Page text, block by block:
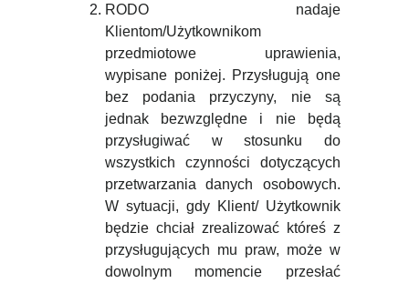
RODO nadaje
Klientom/Użytkownikom
przedmiotowe uprawienia,
wypisane poniżej. Przysługują one
bez podania przyczyny, nie są
jednak bezwzględne i nie będą
przysługiwać w stosunku do
wszystkich czynności dotyczących
przetwarzania danych osobowych.
W sytuacji, gdy Klient/ Użytkownik
będzie chciał zrealizować któreś z
przysługujących mu praw, może w
dowolnym momencie przesłać